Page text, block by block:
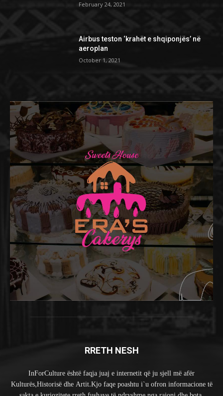
February 24, 2021
Airbus teston ‘krahët e shqiponjës’ në
aeroplan
October 1, 2021
RRETH NESH
InForCulture është faqja juaj e internetit që ju sjell më afër
Kulturës,Historisë dhe Artit.Kjo faqe poashtu i`u ofron informacione të